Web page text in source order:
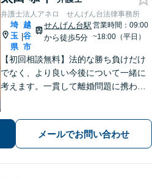
弁護士法人アネロ せんげん台法律事務所
埼
玉
県
|
越
谷
市
せんげん台駅
から徒歩5分
営業時間：09:00
~18:00（平日）
【初回相談無料】法的な勝ち負けだけ
でなく、より良い今後について一緒に
考えます。一貫して離婚問題に携わり
ずご相談ください【完全個室】【せん
げん台駅より徒歩5分】
メールでお問い合わせ